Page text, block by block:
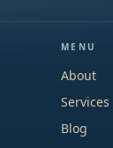
MENU
About
Services
Blog